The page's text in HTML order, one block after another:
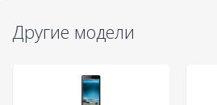
Другие модели